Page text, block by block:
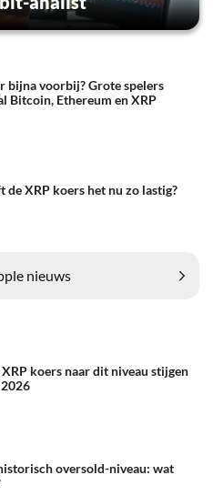
bijna voorbij? Grote spelers
Bitcoin, Ethereum en XRP
de XRP koers het nu zo lastig?
nieuws
koers naar dit niveau stijgen
oversold-niveau: wat